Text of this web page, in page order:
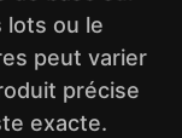
lots ou le
peut varier
précise
exacte.